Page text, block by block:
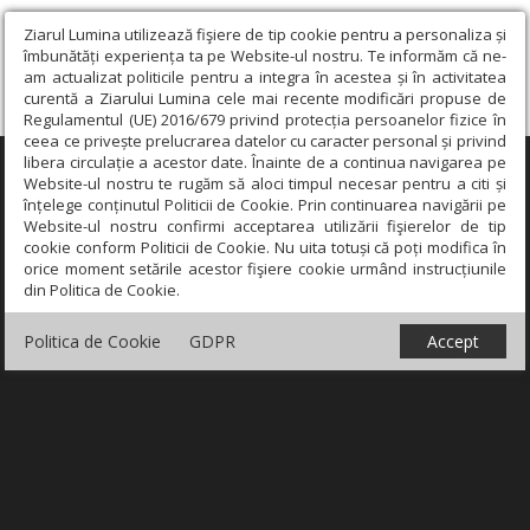
Ziarul Lumina utilizează fişiere de tip cookie pentru a personaliza și
îmbunătăți experiența ta pe Website-ul nostru. Te informăm că ne-
am actualizat politicile pentru a integra în acestea și în activitatea
curentă a Ziarului Lumina cele mai recente modificări propuse de
Regulamentul (UE) 2016/679 privind protecția persoanelor fizice în
ceea ce privește prelucrarea datelor cu caracter personal și privind
libera circulație a acestor date. Înainte de a continua navigarea pe
Website-ul nostru te rugăm să aloci timpul necesar pentru a citi și
înțelege conținutul Politicii de Cookie. Prin continuarea navigării pe
Website-ul nostru confirmi acceptarea utilizării fişierelor de tip
cookie conform Politicii de Cookie. Nu uita totuși că poți modifica în
orice moment setările acestor fişiere cookie urmând instrucțiunile
din Politica de Cookie.
Politica de Cookie GDPR Accept
×